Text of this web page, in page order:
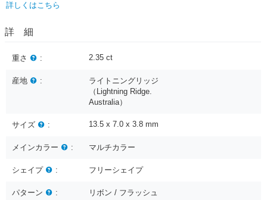
詳しくはこちら
詳 細
重さ : 2.35 ct
産地 :
ライトニングリッジ
（Lightning Ridge.
Australia）
サイズ : 13.5 x 7.0 x 3.8 mm
メインカラー : マルチカラー
シェイプ : フリーシェイプ
パターン : リボン / フラッシュ